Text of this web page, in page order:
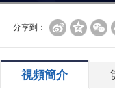
分享到：
視頻簡介